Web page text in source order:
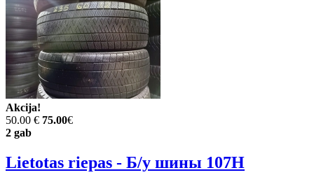
Akcija!
50.00 € 75.00€
2 gab
Lietotas riepas - Б/у шины 107H